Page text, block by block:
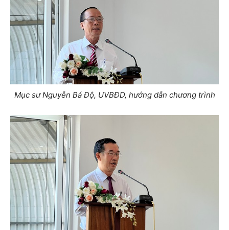
Mục sư Nguyễn Bá Độ, UVBĐD, hướng dẫn chương trình